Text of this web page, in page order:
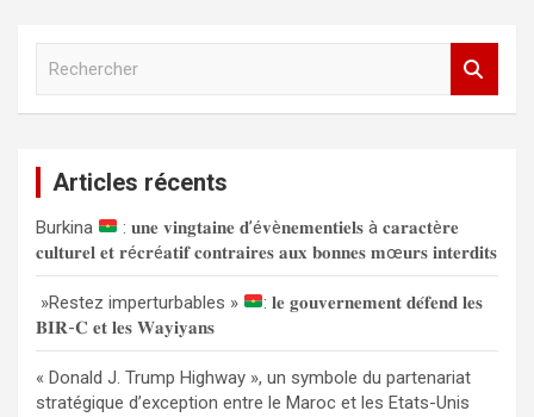
c
h
e
r
Articles récents
Burkina
: 𝐮𝐧𝐞 𝐯𝐢𝐧𝐠𝐭𝐚𝐢𝐧𝐞 𝐝’é𝐯è𝐧𝐞𝐦𝐞𝐧𝐭𝐢𝐞𝐥𝐬 à 𝐜𝐚𝐫𝐚𝐜𝐭è𝐫𝐞
𝐜𝐮𝐥𝐭𝐮𝐫𝐞𝐥 𝐞𝐭 𝐫é𝐜𝐫é𝐚𝐭𝐢𝐟 𝐜𝐨𝐧𝐭𝐫𝐚𝐢𝐫𝐞𝐬 𝐚𝐮𝐱 𝐛𝐨𝐧𝐧𝐞𝐬 𝐦œ𝐮𝐫𝐬 𝐢𝐧𝐭𝐞𝐫𝐝𝐢𝐭𝐬
»Restez imperturbables »
: 𝐥𝐞 𝐠𝐨𝐮𝐯𝐞𝐫𝐧𝐞𝐦𝐞𝐧𝐭 𝐝𝐞́𝐟𝐞𝐧𝐝 𝐥𝐞𝐬
𝐁𝐈𝐑-𝐂 𝐞𝐭 𝐥𝐞𝐬 𝐖𝐚𝐲𝐢𝐲𝐚𝐧𝐬
« Donald J. Trump Highway », un symbole du partenariat
stratégique d’exception entre le Maroc et les Etats-Unis